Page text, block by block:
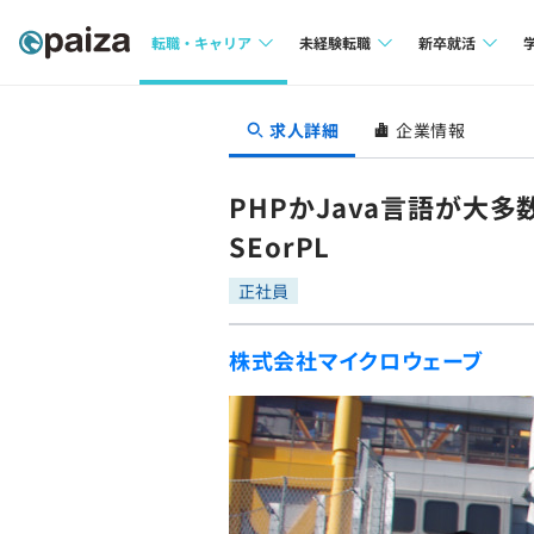
転職・キャリア
転職成功ガイド
未経験転職
求人検索
転職成功ガイド
新卒就活
本選考
インターン
インタビュー
就活成功ガイド
求人詳細 企業情報
PHPかJava言語が大多
SEorPL
正社員
株式会社マイクロウェーブ